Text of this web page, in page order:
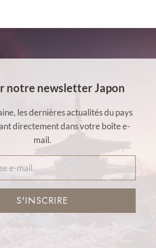
notre newsletter Japon
les dernières actualités du pays
directement dans votre boîte e-
mail.
S'INSCRIRE